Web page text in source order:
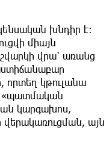
խնդիր է։
միայն
վրա՝ առանց
որտեղ կթուլանա
«պատմական
կարգախոս,
այն